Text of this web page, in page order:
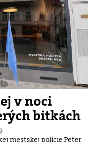
v noci
bitkách
mestskej polície Peter